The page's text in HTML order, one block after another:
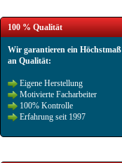
100 % Qualität
Wir garantieren ein Höchstmaß
an Qualität:
Eigene Herstellung
Motivierte Facharbeiter
100% Kontrolle
Erfahrung seit 1997